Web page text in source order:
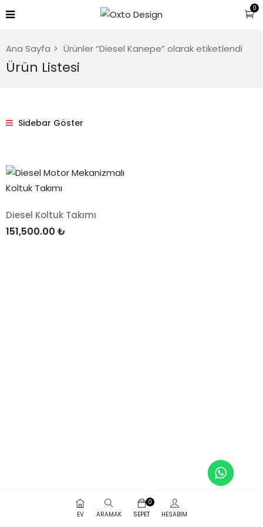
0
Ana Sayfa Ürünler “Diesel Kanepe” olarak etiketlendi
Ürün Listesi
Sidebar Göster
Diesel Koltuk Takımı
151,500.00 ₺
EV ARAMAK
0
SEPET
HESABIM